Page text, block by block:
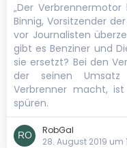
„Der
Binnig, Vorsitzender
vor Journalisten
gibt es Benziner und
sie ersetzt? Bei den
der seinen
Verbrenner macht,
spüren.
RobGal
28. August 2019 um